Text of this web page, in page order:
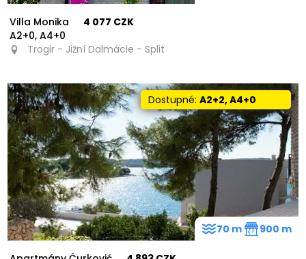
74
Villa Monika
A2+0, A4+0
4 077 CZK
Trogir - Jižní Dalmácie - Split
Dostupné:A2+2, A4+0
70 m 900 m